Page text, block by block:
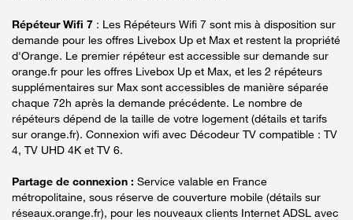
Répéteur Wifi 7 : Les Répéteurs Wifi 7 sont mis à disposition sur
demande pour les offres Livebox Up et Max et restent la propriété
d'Orange. Le premier répéteur est accessible sur demande sur
orange.fr pour les offres Livebox Up et Max, et les 2 répéteurs
supplémentaires sur Max sont accessibles de manière séparée
chaque 72h après la demande précédente. Le nombre de
répéteurs dépend de la taille de votre logement (détails et tarifs
sur orange.fr). Connexion wifi avec Décodeur TV compatible : TV
4, TV UHD 4K et TV 6.
Partage de connexion : Service valable en France
métropolitaine, sous réserve de couverture mobile (détails sur
réseaux.orange.fr), pour les nouveaux clients Internet ADSL avec